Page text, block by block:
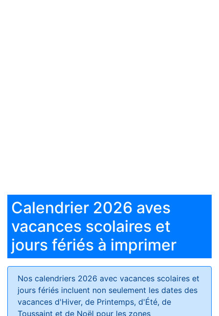
Calendrier 2026 aves
vacances scolaires et
jours fériés à imprimer
Nos calendriers 2026 avec vacances scolaires et
jours fériés incluent non seulement les dates des
vacances d'Hiver, de Printemps, d'Été, de
Toussaint et de Noël pour les zones